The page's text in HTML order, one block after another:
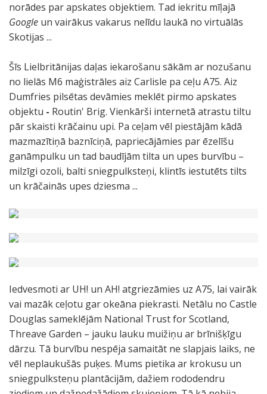
norādes par apskates objektiem. Tad iekritu mīļajā
Google un vairākus vakarus nelīdu laukā no virtuālās
Skotijas ...
Šīs Lielbritānijas daļas iekarošanu sākām ar nozušanu
no lielās M6 maģistrāles aiz Carlisle pa ceļu A75. Aiz
Dumfries pilsētas devāmies meklēt pirmo apskates
objektu - Routin' Brig. Vienkārši internetā atrastu tiltu
pār skaisti krāčainu upi. Pa ceļam vēl piestājām kādā
mazmazītiņā baznīciņā, papriecājāmies par ēzelīšu
ganāmpulku un tad baudījām tilta un upes burvību –
milzīgi ozoli, balti sniegpulksteņi, klintīs iestutēts tilts
un krāčainās upes dziesma ...
Iedvesmoti ar UH! un AH! atgriezāmies uz A75, lai vairāk
vai mazāk ceļotu gar okeāna piekrasti. Netālu no Castle
Douglas sameklējām National Trust for Scotland,
Threave Garden – jauku lauku muižiņu ar brīnišķīgu
dārzu. Tā burvību nespēja samaitāt ne slapjais laiks, ne
vēl neplaukušās puķes. Mums pietika ar krokusu un
sniegpulksteņu plantācijām, dažiem rododendru